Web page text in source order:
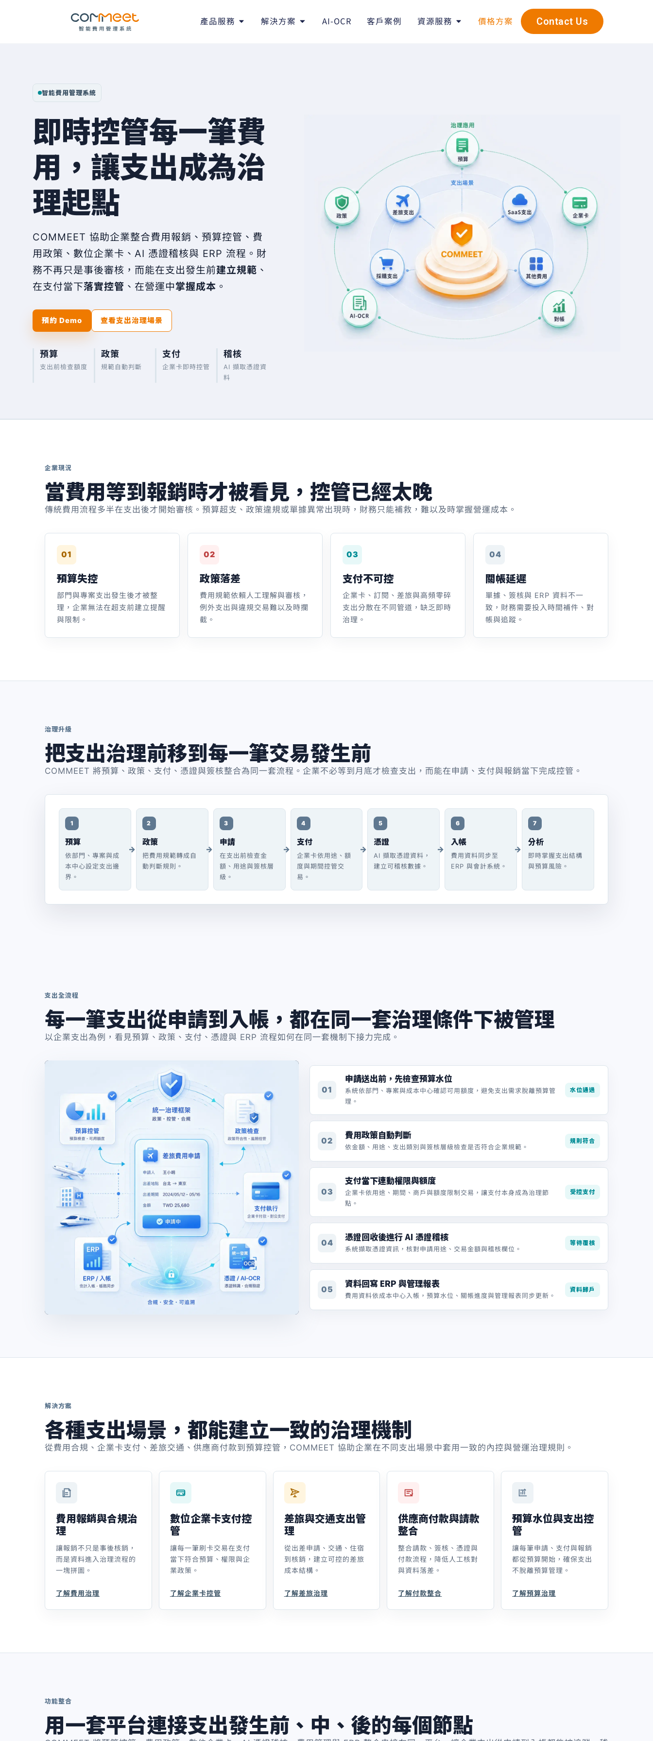
產品服務 解決方案 AI-OCR 客戶案例 資源服務 價格方案 Contact Us
智能費用管理系統
即時控管每一筆費
用，讓支出成為治
理起點
COMMEET 協助企業整合費用報銷、預算控管、費
用政策、數位企業卡、AI 憑證稽核與 ERP 流程。財
務不再只是事後審核，而能在支出發生前建立規範 、
在支付當下落實控管 、在營運中掌握成本 。
預約 Demo 查看支出治理場景
預算
支出前檢查額度
政策
規範自動判斷
支付
企業卡即時控管
稽核
AI 擷取憑證資
料
企業現況
當費用等到報銷時才被看見，控管已經太晚
傳統費用流程多半在支出後才開始審核。預算超支、政策違規或單據異常出現時，財務只能補救，難以及時掌握營運成本。
01
預算失控
部門與專案支出發生後才被整
理，企業無法在超支前建立提醒
與限制。
02
政策落差
費用規範依賴人工理解與審核，
例外支出與違規交易難以及時攔
截。
03
支付不可控
企業卡、訂閱、差旅與高頻零碎
支出分散在不同管道，缺乏即時
治理。
04
關帳延遲
單據、簽核與 ERP 資料不一
致，財務需要投入時間補件、對
帳與追蹤。
治理升級
把支出治理前移到每一筆交易發生前
COMMEET 將預算、政策、支付、憑證與簽核整合為同一套流程。企業不必等到月底才檢查支出，而能在申請、支付與報銷當下完成控管。
1
預算
依部門、專案與成
本中心設定支出邊
界。
2
政策
把費用規範轉成自
動判斷規則。
3
申請
在支出前檢查金
額、用途與簽核層
級。
4
支付
企業卡依用途、額
度與期間控管交
易。
5
憑證
AI 擷取憑證資料，
建立可稽核數據。
6
入帳
費用資料同步至
ERP 與會計系統。
7
分析
即時掌握支出結構
與預算風險。
支出全流程
每一筆支出從申請到入帳，都在同一套治理條件下被管理
以企業支出為例，看見預算、政策、支付、憑證與 ERP 流程如何在同一套機制下接力完成。
01
申請送出前，先檢查預算水位
系統依部門、專案與成本中心確認可用額度，避免支出需求脫離預算管
理。
水位通過
02
費用政策自動判斷
依金額、用途、支出類別與簽核層級檢查是否符合企業規範。
規則符合
03
支付當下連動權限與額度
企業卡依用途、期間、商戶與額度限制交易，讓支付本身成為治理節
點。
受控支付
04
憑證回收後進行 AI 憑證稽核
系統擷取憑證資訊，核對申請用途、交易金額與稽核欄位。
等待覆核
05
資料回寫 ERP 與管理報表
費用資料依成本中心入帳，預算水位、關帳進度與管理報表同步更新。
資料歸戶
解決方案
各種支出場景，都能建立一致的治理機制
從費用合規、企業卡支付、差旅交通、供應商付款到預算控管，COMMEET 協助企業在不同支出場景中套用一致的內控與營運治理規則。
費用報銷與合規治
理
讓報銷不只是事後核銷，
而是資料進入治理流程的
一塊拼圖。
了解費用治理
數位企業卡支付控
管
讓每一筆刷卡交易在支付
當下符合預算、權限與企
業政策。
了解企業卡控管
差旅與交通支出管
理
從出差申請、交通、住宿
到核銷，建立可控的差旅
成本結構。
了解差旅治理
供應商付款與請款
整合
整合請款、簽核、憑證與
付款流程，降低人工核對
與資料落差。
了解付款整合
預算水位與支出控
管
讓每筆申請、支付與報銷
都從預算開始，確保支出
不脫離預算管理。
了解預算治理
功能整合
用一套平台連接支出發生前、中、後的每個節點